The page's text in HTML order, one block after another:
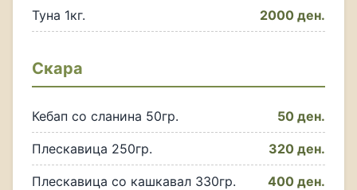
Туна 1кг. 2000 ден.
Скара
Кебап со сланина 50гр. 50 ден.
Плескавица 250гр. 320 ден.
Плескавица со кашкавал 330гр. 400 ден.